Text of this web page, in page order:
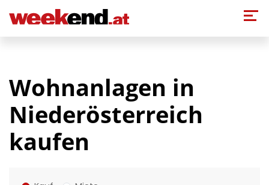
Wohnanlagen in
Niederösterreich
kaufen